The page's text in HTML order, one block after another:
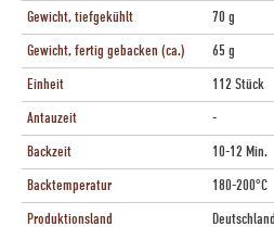
Gewicht, tiefgekühlt
70 g
Gewicht, fertig gebacken (ca.)
65 g
Einheit
112 Stück
Antauzeit
-
Backzeit
10-12 Min.
Backtemperatur
180-200°C
Produktionsland
Deutschland